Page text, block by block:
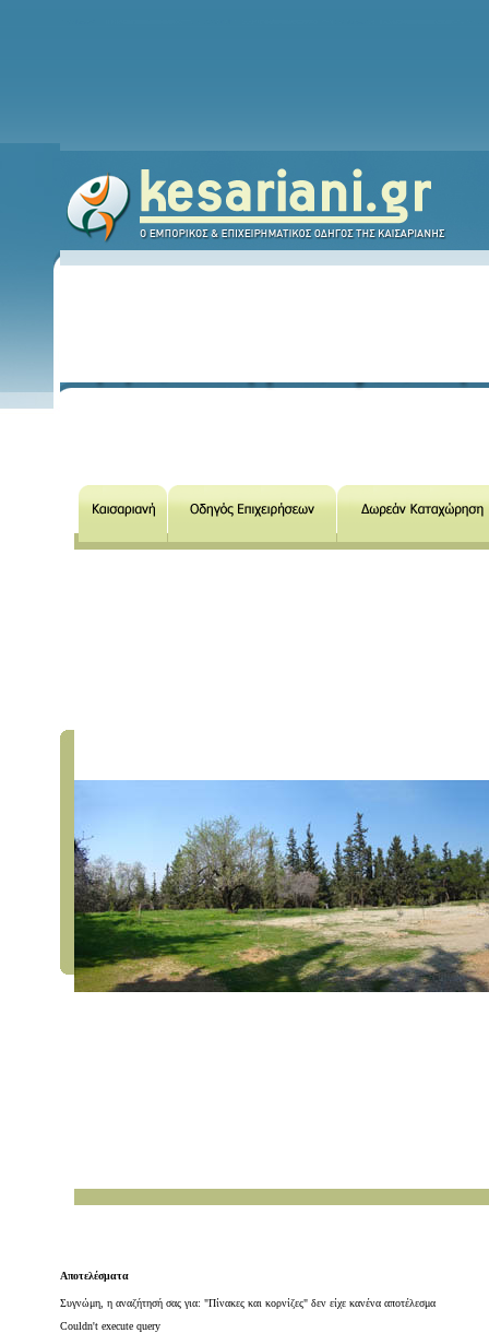
Αποτελέσματα
Συγνώμη, η αναζήτησή σας για: "Πίνακες και κορνίζες" δεν είχε κανένα αποτέλεσμα
Couldn't execute query